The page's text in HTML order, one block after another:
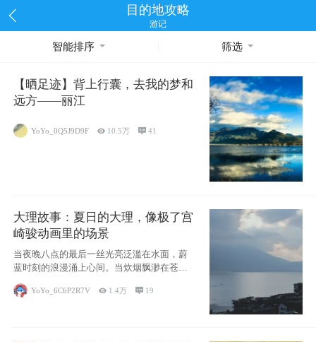
目的地攻略
游记
智能排序 筛选
【晒足迹】背上行囊，去我的梦和
远方——丽江
YoYo_0Q5J9D9F  10.5万 41
大理故事：夏日的大理，像极了宫
崎骏动画里的场景
当夜晚八点的最后一丝光亮泛滥在水面，蔚
蓝时刻的浪漫涌上心间。当炊烟飘渺在苍山
YoYo_6C6P2R7V  1.4万  19